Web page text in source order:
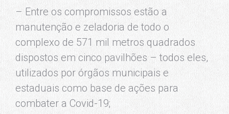
– Entre os compromissos estão a
manutenção e zeladoria de todo o
complexo de 571 mil metros quadrados
dispostos em cinco pavilhões – todos eles,
utilizados por órgãos municipais e
estaduais como base de ações para
combater a Covid-19;